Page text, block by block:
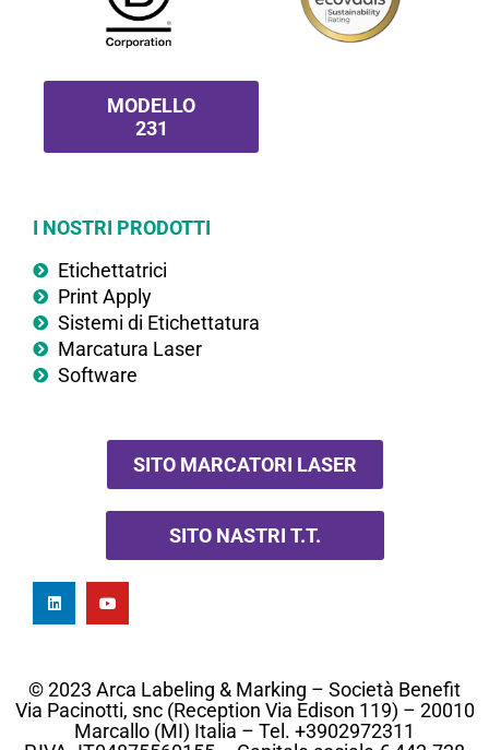
MODELLO
231
I NOSTRI PRODOTTI
Etichettatrici
Print Apply
Sistemi di Etichettatura
Marcatura Laser
Software
SITO MARCATORI LASER
SITO NASTRI T.T.
© 2023 Arca Labeling & Marking – Società Benefit
Via Pacinotti, snc (Reception Via Edison 119) – 20010
Marcallo (MI) Italia – Tel. +3902972311